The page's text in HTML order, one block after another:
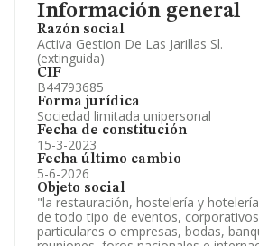
Información general
Razón social
Activa Gestion De Las Jarillas Sl.
(extinguida)
CIF
B44793685
Forma jurídica
Sociedad limitada unipersonal
Fecha de constitución
15-3-2023
Fecha último cambio
5-6-2026
Objeto social
"la restauración, hostelería y
de todo tipo de eventos,
particulares o empresas, bodas,
Artículos de prensa publicados
Información oficial y registral